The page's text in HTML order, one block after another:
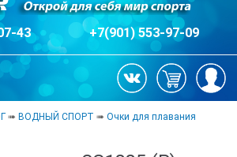
43 +7(901) 553-97-09
➠ВОДНЫЙ СПОРТ ➠Очки для плавания